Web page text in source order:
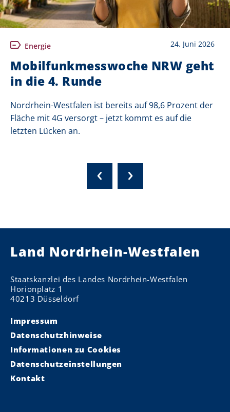
Energie 24. Juni 2026
Mobilfunkmesswoche NRW geht
in die 4. Runde
Nordrhein-Westfalen ist bereits auf 98,6 Prozent der
Fläche mit 4G versorgt – jetzt kommt es auf die
letzten Lücken an.
Land Nordrhein-Westfalen
Staatskanzlei des Landes Nordrhein-Westfalen
Horionplatz 1
40213 Düsseldorf
Impressum
Datenschutzhinweise
Informationen zu Cookies
Datenschutzeinstellungen
Kontakt